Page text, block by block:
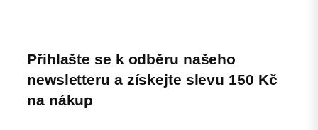
Přihlašte se k odběru našeho
newsletteru a získejte slevu 150 Kč
na nákup